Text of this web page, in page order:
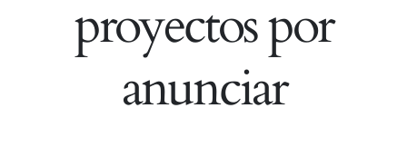
proyectos por
anunciar